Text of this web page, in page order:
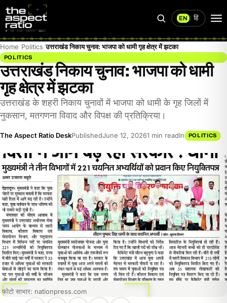
Search
EN हिं
Home Politics उत्तराखंड निकाय चुनाव: भाजपा को धामी गृह क्षेत्र में झटका
POLITICS
उत्तराखंड निकाय चुनाव: भाजपा को धामी
गृह क्षेत्र में झटका
उत्तराखंड के शहरी निकाय चुनावों में भाजपा को धामी के गृह जिलों में
नुकसान, मतगणना विवाद और विपक्ष की प्रतिक्रिया।
The Aspect Ratio DeskPublishedJune 12, 20261 min readIn POLITICS
फोटो साभार: nationpress.com